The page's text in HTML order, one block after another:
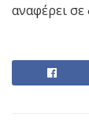
αναφέρει